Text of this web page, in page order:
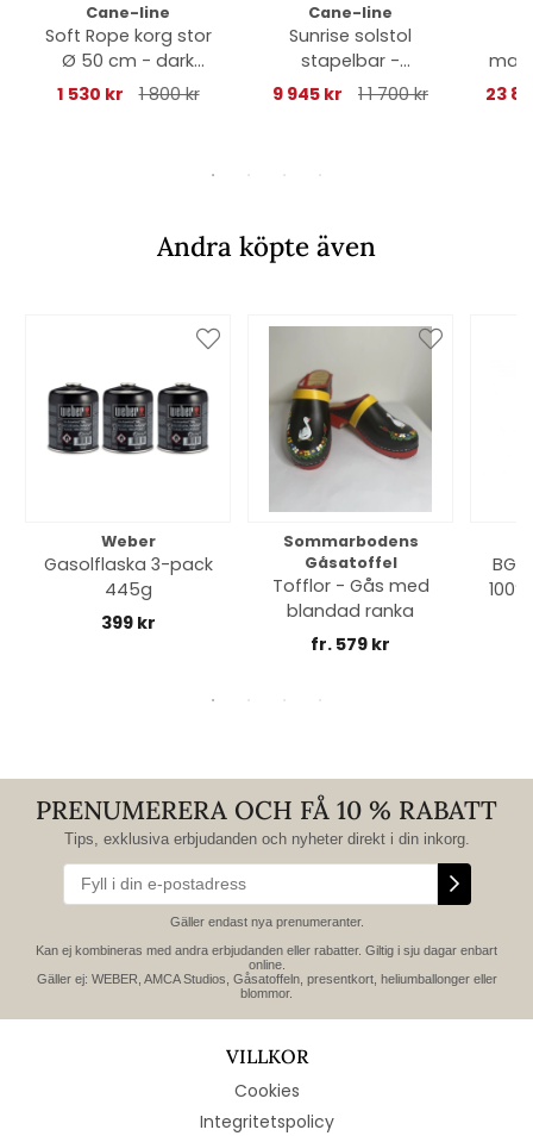
Cane-line
Soft Rope korg stor
Ø 50 cm - dark
grey
1 530 kr 1 800 kr
Cane-line
Sunrise solstol
stapelbar -
graphite
9 945 kr 1 1 700 kr
m/
23
Andra köpte även
Weber
Gasolflaska 3-pack
445g
399 kr
Sommarbodens
Gåsatoffel
Tofflor - Gås med
blandad ranka
fr. 579 kr
PRENUMERERA OCH FÅ 10 % RABATT
Tips, exklusiva erbjudanden och nyheter direkt i din inkorg.
Gäller endast nya prenumeranter.
Kan ej kombineras med andra erbjudanden eller rabatter. Giltig i sju dagar enbart
online.
Gäller ej: WEBER, AMCA Studios, Gåsatoffeln, presentkort, heliumballonger eller
blommor.
VILLKOR
Cookies
Integritetspolicy